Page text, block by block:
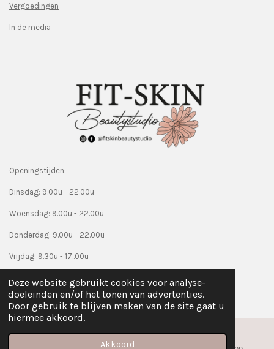
Deze website gebruikt cookies voor analyse-
doeleinden en/of het tonen van advertenties.
Door gebruik te blijven maken van de site gaat u
hiermee akkoord.
Akkoord
Vergoedingen
In de media
Openingstijden:
Dinsdag: 9.00u - 22.00u
Woensdag: 9.00u - 22.00u
Donderdag: 9.00u - 22.00u
Vrijdag: 9.30u - 17..00u
Alleen op afspraak.
© 2019 - 2026 fitskinbeautystudio.nl